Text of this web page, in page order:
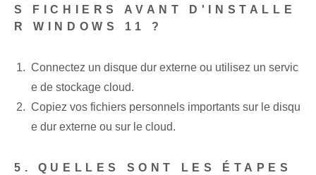
S FICHIERS AVANT D'INSTALLE
R WINDOWS 11 ?
Connectez un disque dur externe ou utilisez un servic
e de stockage cloud.
Copiez vos fichiers personnels importants sur le ⁤disqu
e dur⁢ externe ou sur le cloud.
5. QUELLES SONT LES ÉTAPES